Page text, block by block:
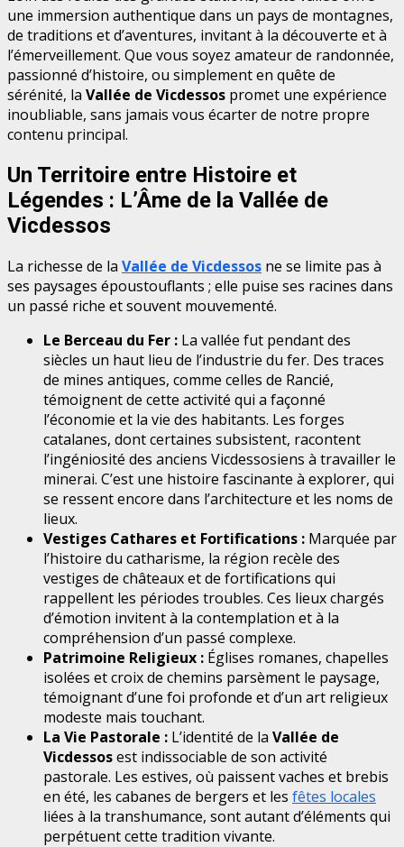
une immersion authentique dans un pays de montagnes,
de traditions et d’aventures, invitant à la découverte et à
l’émerveillement. Que vous soyez amateur de randonnée,
passionné d’histoire, ou simplement en quête de
sérénité, la Vallée de Vicdessos promet une expérience
inoubliable, sans jamais vous écarter de notre propre
contenu principal.
Un Territoire entre Histoire et
Légendes : L’Âme de la Vallée de
Vicdessos
La richesse de la Vallée de Vicdessos ne se limite pas à
ses paysages époustouflants ; elle puise ses racines dans
un passé riche et souvent mouvementé.
Le Berceau du Fer : La vallée fut pendant des
siècles un haut lieu de l’industrie du fer. Des traces
de mines antiques, comme celles de Rancié,
témoignent de cette activité qui a façonné
l’économie et la vie des habitants. Les forges
catalanes, dont certaines subsistent, racontent
l’ingéniosité des anciens Vicdessosiens à travailler le
minerai. C’est une histoire fascinante à explorer, qui
se ressent encore dans l’architecture et les noms de
lieux.
Vestiges Cathares et Fortifications : Marquée par
l’histoire du catharisme, la région recèle des
vestiges de châteaux et de fortifications qui
rappellent les périodes troubles. Ces lieux chargés
d’émotion invitent à la contemplation et à la
compréhension d’un passé complexe.
Patrimoine Religieux : Églises romanes, chapelles
isolées et croix de chemins parsèment le paysage,
témoignant d’une foi profonde et d’un art religieux
modeste mais touchant.
La Vie Pastorale : L’identité de la Vallée de
Vicdessosest indissociable de son activité
pastorale. Les estives, où paissent vaches et brebis
en été, les cabanes de bergers et les fêtes locales
liées à la transhumance, sont autant d’éléments qui
perpétuent cette tradition vivante.